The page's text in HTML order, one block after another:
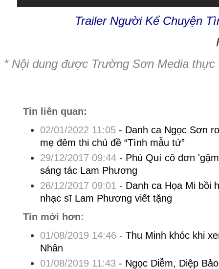
Trailer Người Kể Chuyện
* Nội dung được Trường Sơn Media thực
Tin liên quan:
02/01/2022 11:05- Danh ca Ngọc Sơn
mẹ đêm thi chủ đề “Tình mẫu tử”
29/12/2017 09:44- Phú Quí cô đơn
sáng tác Lam Phương
26/12/2017 09:01 - Danh ca Họa Mi bồi
nhạc sĩ Lam Phương viết tặng
Tin mới hơn:
01/08/2019 14:46 - Thu Minh khóc khi
Nhân
01/08/2019 11:43 - Ngọc Diễm, Diệp